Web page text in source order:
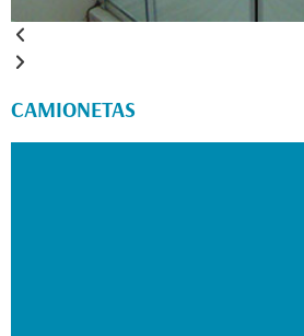
CAMIONETAS